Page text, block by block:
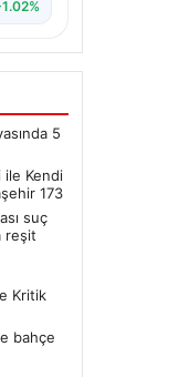
5
ile Kendi
173
suç
reşit
Kritik
bahçe